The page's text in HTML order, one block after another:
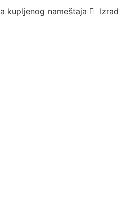
kupljenog nameštaja